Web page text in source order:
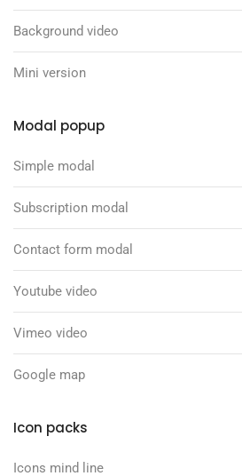
Background video
Mini version
Modal popup
Simple modal
Subscription modal
Contact form modal
Youtube video
Vimeo video
Google map
Icon packs
Icons mind line